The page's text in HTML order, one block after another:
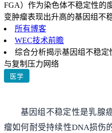
FGA）作为染色体不稳定性的
变肿瘤表现出升高的基因组不
所有博客
WEC技术前瞻
综合分析揭示基因组不稳
与复制压力网络
医学
基因组不稳定性是乳腺
瘤如何耐受持续性DNA损伤